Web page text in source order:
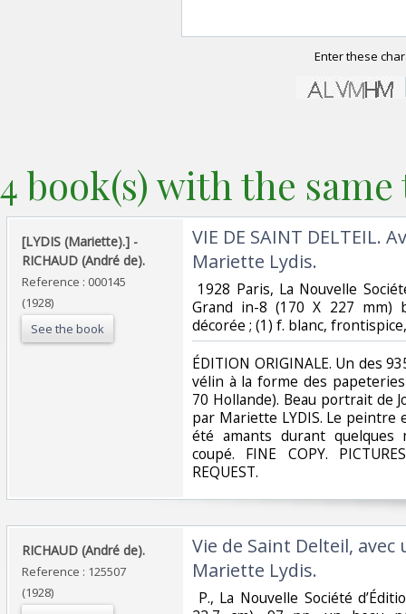
Enter these
4 book(s) with the
‎[LYDIS (Mariette).] - ‎
‎RICHAUD (André de). ‎
Reference : 000145
(1928)
See the book
‎VIE DE SAINT DELTEIL.
Mariette Lydis. ‎
1928 Paris, La Nouvelle
Grand in-8 (170 X 227 mm)
décorée ; (1) f. blanc,
‎ÉDITION ORIGINALE. Un des
vélin à la forme des
70 Hollande). Beau portrait de
par Mariette LYDIS. Le peintre
été amants durant quelques
coupé. FINE COPY.
REQUEST. ‎
‎RICHAUD (André de).‎
Reference : 125507
(1928)
‎Vie de Saint Delteil,
Mariette Lydis.‎
P., La Nouvelle Société